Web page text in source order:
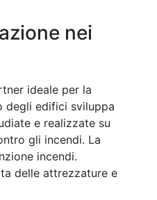
nei
ideale per la
degli edifici sviluppa
e realizzate su
gli incendi. La
incendi.
delle attrezzature e